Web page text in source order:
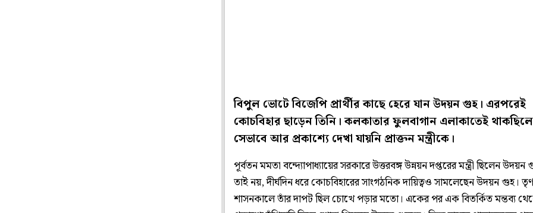
বিপুল ভোটে বিজেপি প্রার্থীর কাছে হেরে যান উদয়ন গুহ। এরপরেই
কোচবিহার ছাড়েন তিনি। কলকাতার ফুলবাগান এলাকাতেই
সেভাবে আর প্রকাশ্যে দেখা যায়নি প্রাক্তন মন্ত্রীকে।
পূর্বতন মমতা বন্দ্যোপাধ্যায়ের সরকারে উত্তরবঙ্গ উন্নয়ন দপ্তরের মন্ত্রী ছিলেন
তাই নয়, দীর্ঘদিন ধরে কোচবিহারের সাংগঠনিক দায়িত্বও সামলেছেন উদয়ন গুহ।
শাসনকালে তাঁর দাপট ছিল চোখে পড়ার মতো। একের পর এক বিতর্কিত মন্তব্য